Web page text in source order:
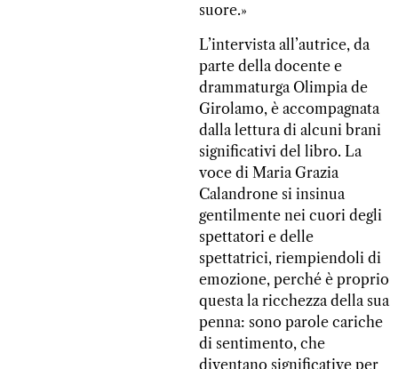
suore.»
L’intervista all’autrice, da
parte della docente e
drammaturga Olimpia de
Girolamo, è accompagnata
dalla lettura di alcuni brani
significativi del libro. La
voce di Maria Grazia
Calandrone si insinua
gentilmente nei cuori degli
spettatori e delle
spettatrici, riempiendoli di
emozione, perché è proprio
questa la ricchezza della sua
penna: sono parole cariche
di sentimento, che
diventano significative per